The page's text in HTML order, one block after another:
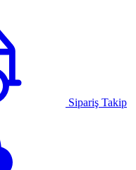
Sipariş Takip